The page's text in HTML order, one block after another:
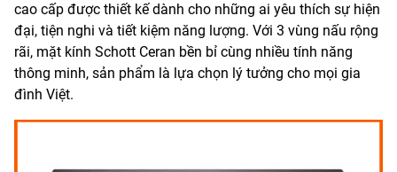
cao cấp được thiết kế dành cho những ai yêu thích sự hiện
đại, tiện nghi và tiết kiệm năng lượng. Với 3 vùng nấu rộng
rãi, mặt kính Schott Ceran bền bỉ cùng nhiều tính năng
thông minh, sản phẩm là lựa chọn lý tưởng cho mọi gia
đình Việt.